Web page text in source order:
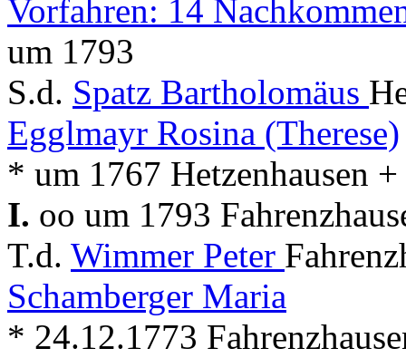
Vorfahren: 14
um 1793
S.d. Spatz Bartholomäus
Egglmayr Rosina (Therese)
* um 1767 Hetzenhausen
I. oo um 1793
T.d. Wimmer Peter
Schamberger Maria
* 24.12.1773